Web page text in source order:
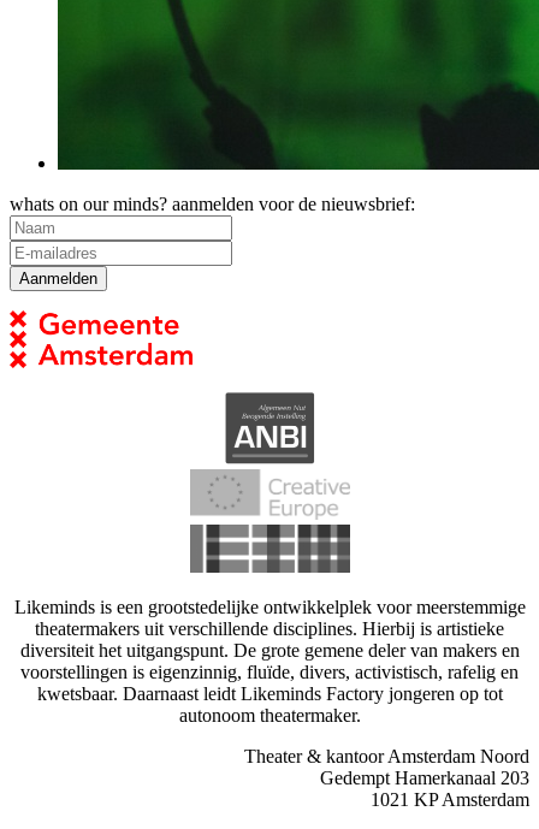
whats on our minds? aanmelden voor de nieuwsbrief:
Likeminds is een grootstedelijke ontwikkelplek voor meerstemmige
theatermakers uit verschillende disciplines. Hierbij is artistieke
diversiteit het uitgangspunt. De grote gemene deler van makers en
voorstellingen is eigenzinnig, fluïde, divers, activistisch, rafelig en
kwetsbaar. Daarnaast leidt Likeminds Factory jongeren op tot
autonoom theatermaker.
Theater & kantoor Amsterdam Noord
Gedempt Hamerkanaal 203
1021 KP Amsterdam